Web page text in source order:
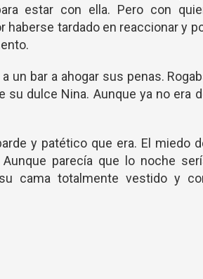
estar con ella. Pero con
tardado en reaccionar y
un bar a ahogar sus penas.
dulce Nina. Aunque ya no era
y patético que era. El miedo
parecía que lo noche
cama totalmente vestido y